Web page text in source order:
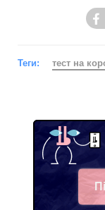
Теги: тест на